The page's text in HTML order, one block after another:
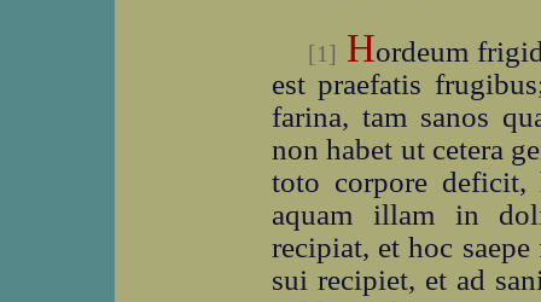
[1] Hordeum
est praefatis
farina, tam sanos
non habet ut cetera
toto corpore deficit,
aquam illam in
recipiat, et hoc
sui recipiet, et ad